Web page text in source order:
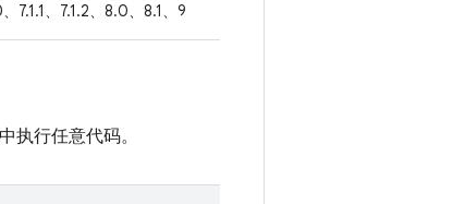
7.1.1、7.1.2、8.0、8.1、9
执行任意代码。